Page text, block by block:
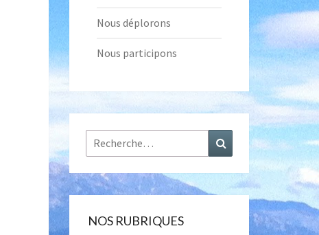
Nous déplorons
Nous participons
Rechercher : Recherche
NOS RUBRIQUES